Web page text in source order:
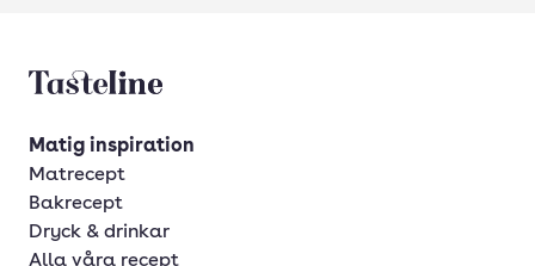
Tasteline startsida
Matig inspiration
Matrecept
Bakrecept
Dryck & drinkar
Alla våra recept